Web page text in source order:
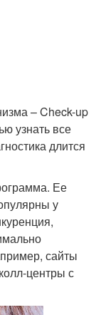
– Check-up
узнать все
длится
Ее
у
сайты
центры с